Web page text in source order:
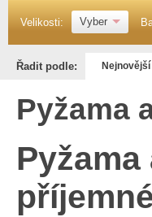
Velikosti: Vyber
Řadit podle: Nejnovější
Pyžama